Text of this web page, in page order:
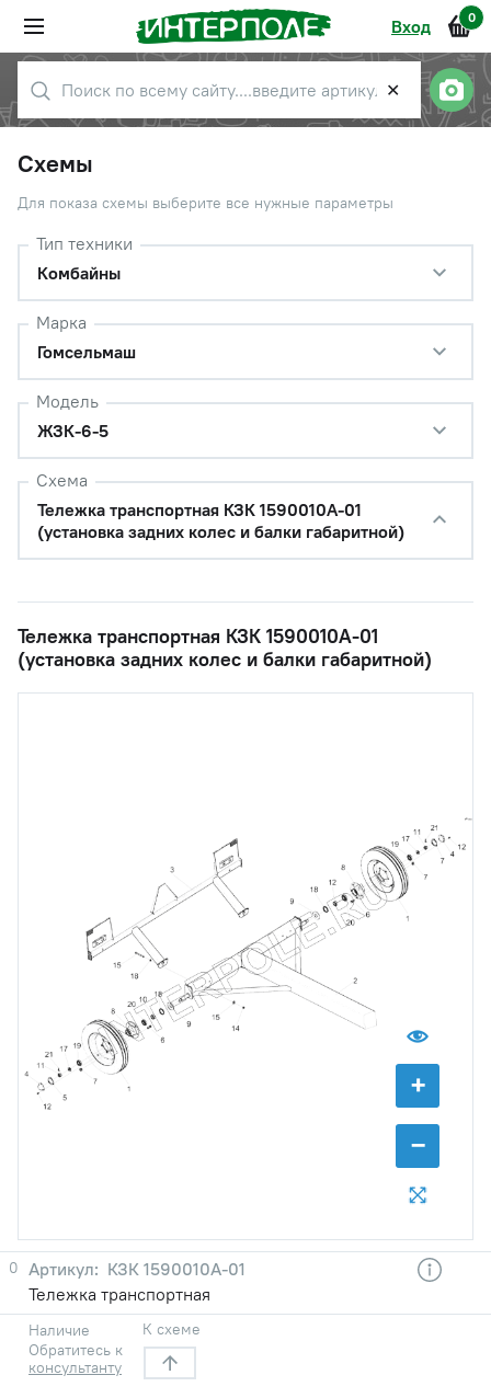
Вход 0
✕
Схемы
Для показа схемы выберите все нужные параметры
Тип техники
Комбайны
Марка
Гомсельмаш
Модель
ЖЗК-6-5
Схема
Тележка транспортная КЗК 1590010А-01
(установка задних колес и балки габаритной)
Тележка транспортная КЗК 1590010А-01
(установка задних колес и балки габаритной)
+
−
0
КЗК 1590010А-01
Тележка транспортная
Наличие
Обратитесь к
консультанту
К схеме